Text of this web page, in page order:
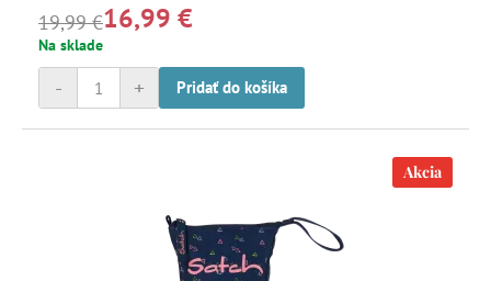
ostatnými niečo skryť, môžete to jednoducho uschovať do
tajného vrecka.
19,99 €16,99 €
Na sklade
+
- Pridať do košíka
Akcia